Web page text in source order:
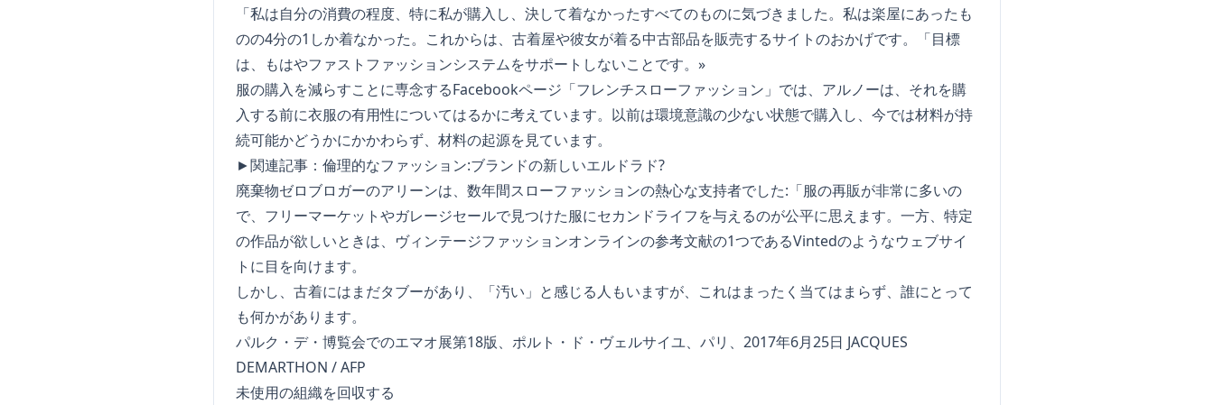
「私は自分の消費の程度、特に私が購入し、決して着なかったすべてのものに気づきました。私は楽屋にあったも
のの4分の1しか着なかった。これからは、古着屋や彼女が着る中古部品を販売するサイトのおかげです。「目標
は、もはやファストファッションシステムをサポートしないことです。»
服の購入を減らすことに専念するFacebookページ「フレンチスローファッション 」では、アルノーは、それを購
入する前に衣服の有用性についてはるかに考えています。以前は環境意識の少ない状態で購入し、今では材料が持
続可能かどうかにかかわらず、材料の起源を見ています。
►関連記事： 倫理的なファッション:ブランドの新しいエルドラド?
廃棄物ゼロブロガーのアリーンは、数年間スローファッションの熱心な支持者でした:「服の再販が非常に多いの
で、フリーマーケットやガレージセールで見つけた服にセカンドライフを与えるのが公平に思えます。一方、特定
の作品が欲しいときは、ヴィンテージファッションオンラインの参考文献の1つであるVintedのようなウェブサイ
トに目を向けます。
しかし、古着にはまだタブーがあり、「汚い」と感じる人もいますが、これはまったく当てはまらず、誰にとって
も何かがあります。
パルク・デ・博覧会でのエマオ展第18版、ポルト・ド・ヴェルサイユ、パリ、2017年6月25日 JACQUES
DEMARTHON / AFP
未使用の組織を回収する